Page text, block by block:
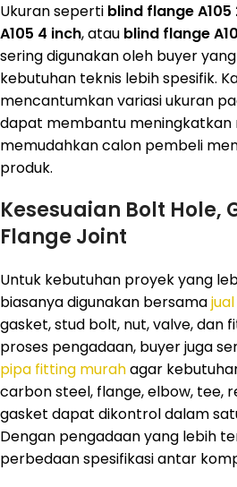
Ukuran seperti blind flange A105
A105 4 inch, atau blind flange
sering digunakan oleh buyer
kebutuhan teknis lebih spesifik.
mencantumkan variasi ukuran
dapat membantu meningkatkan
memudahkan calon pembeli
produk.
Kesesuaian Bolt Hole,
Flange Joint
Untuk kebutuhan proyek yang
biasanya digunakan bersama
gasket, stud bolt, nut, valve, dan
proses pengadaan, buyer juga
pipa fitting murahagar
carbon steel, flange, elbow, tee,
gasket dapat dikontrol dalam
Dengan pengadaan yang lebih
perbedaan spesifikasi antar